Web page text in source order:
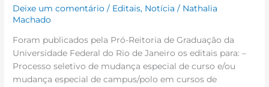
Deixe um comentário / Editais, Notícia / Nathalia
Machado
Foram publicados pela Pró-Reitoria de Graduação da
Universidade Federal do Rio de Janeiro os editais para: –
Processo seletivo de mudança especial de curso e/ou
mudança especial de campus/polo em cursos de